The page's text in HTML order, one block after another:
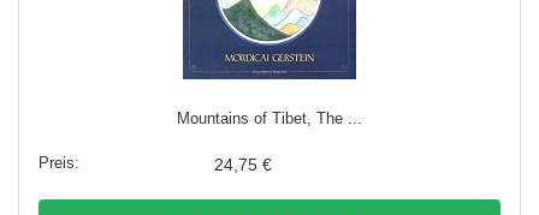
Mountains of Tibet, The ...
24,75 €